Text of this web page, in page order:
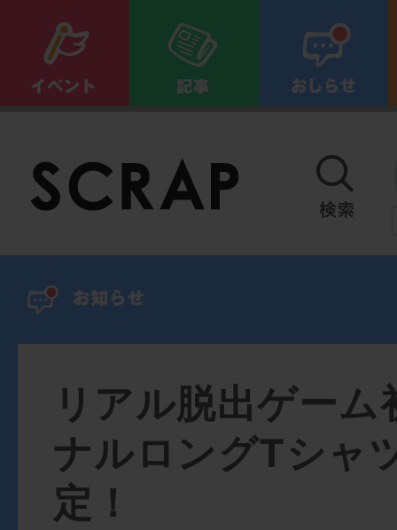
リアル脱出ゲー
ナルロングTシャ
定！